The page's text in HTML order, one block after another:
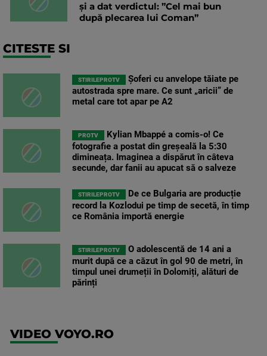
și a dat verdictul: ”Cel mai bun
după plecarea lui Coman”
CITESTE SI
STIRILEPROTV
Șoferi cu anvelope tăiate pe
autostrada spre mare. Ce sunt „aricii” de
metal care tot apar pe A2
PROTV
Kylian Mbappé a comis-o! Ce
fotografie a postat din greșeală la 5:30
dimineața. Imaginea a dispărut în câteva
secunde, dar fanii au apucat să o salveze
STIRILEPROTV
De ce Bulgaria are producție
record la Kozlodui pe timp de secetă, în timp
ce România importă energie
STIRILEPROTV
O adolescentă de 14 ani a
murit după ce a căzut în gol 90 de metri, în
timpul unei drumeții în Dolomiți, alături de
părinți
VIDEO VOYO.RO